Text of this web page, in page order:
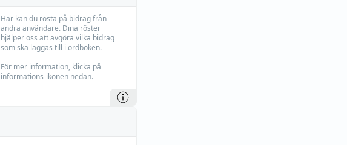
Här kan du rösta på bidrag från
andra användare. Dina röster
hjälper oss att avgöra vilka bidrag
som ska läggas till i ordboken.
För mer information, klicka på
informations-ikonen nedan.